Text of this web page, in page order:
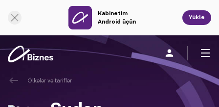
Kabinetim
Android üçün
Yüklə
Şirkət haqqında
Ölkələr və tariflər
Onlayn dəstək